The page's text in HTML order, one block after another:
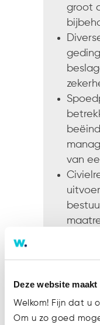
Deze website
Welkom! Fijn dat u
Om u zo goed
groot
van